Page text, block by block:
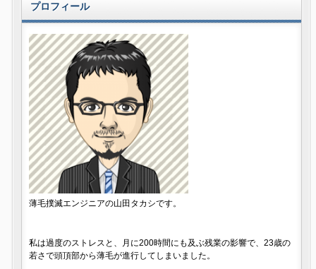
プロフィール
薄毛撲滅エンジニアの山田タカシです。
私は過度のストレスと、月に200時間にも及ぶ残業の影響で、23歳の
若さで頭頂部から薄毛が進行してしまいました。